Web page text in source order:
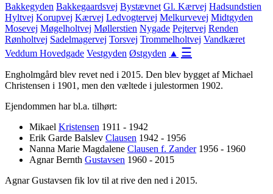
Bakkegyden Bakkegaardsvej Bystævnet Gl. Kærvej Hadsundstien
Hyltvej Korupvej Kærvej Ledvogtervej Melkurvevej Midtgyden
Mosevej Møgelholtvej Møllerstien Nygade Pejtervej Renden
Rønholtvej Sadelmagervej Torsvej Trommelholtvej Vandkæret
Veddum Hovedgade Vestgyden Østgyden ▲ ☰
Engholmgård blev revet ned i 2015. Den blev bygget af Michael
Christensen i 1901, men den væltede i julestormen 1902.
Ejendommen har bl.a. tilhørt:
Mikael Kristensen 1911 - 1942
Erik Garde Balslev Clausen 1942 - 1956
Nanna Marie Magdalene Clausen f. Zander1956 - 1960
Agnar Bernth Gustavsen 1960 - 2015
Agnar Gustavsen fik lov til at rive den ned i 2015.